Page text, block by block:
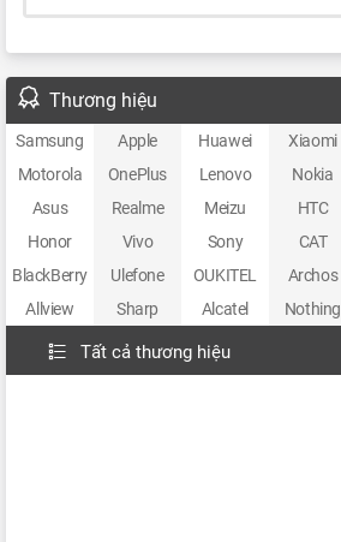
Thương hiệu
Samsung Apple Huawei Xiaomi
Motorola
OnePlus Lenovo Nokia
Asus
Realme Meizu HTC
Honor
Vivo Sony CAT
BlackBerry
Ulefone OUKITEL Archos
Allview
Sharp Alcatel Nothing
Tất cả thương hiệu